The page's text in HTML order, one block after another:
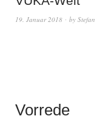
19. Januar 2018 by Stefan
Vorrede